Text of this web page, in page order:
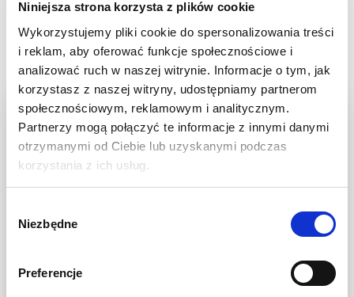
Niniejsza strona korzysta z plików cookie
Wykorzystujemy pliki cookie do spersonalizowania treści
i reklam, aby oferować funkcje społecznościowe i
analizować ruch w naszej witrynie. Informacje o tym, jak
korzystasz z naszej witryny, udostępniamy partnerom
społecznościowym, reklamowym i analitycznym.
Partnerzy mogą połączyć te informacje z innymi danymi
otrzymanymi od Ciebie lub uzyskanymi podczas
korzystania z ich usług.
zgody
Niezbędne
Preferencje
OZIMEGO LG
BARACUDA
Dla osiągnięcia najlepszych rezultatów w uprawie
rzepaku ozimego LG BARACUDA, istotne jest
właściwe dopasowanie normy wysiewu do terminu
siewu. Przy wczesnym siewu zaleca się stosowanie
powinna wynosić 40–45 nasion na metr kwadratowy.
Jeśli siew jest opóźniony, warto zwiększyć obsadę do
zdrowy i równomierny rozwój roślin.